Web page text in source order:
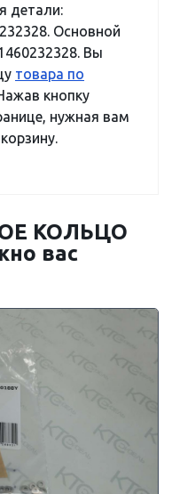
детали:
Основной
Вы
товара по
кнопку
нужная вам
КОЛЬЦО
вас